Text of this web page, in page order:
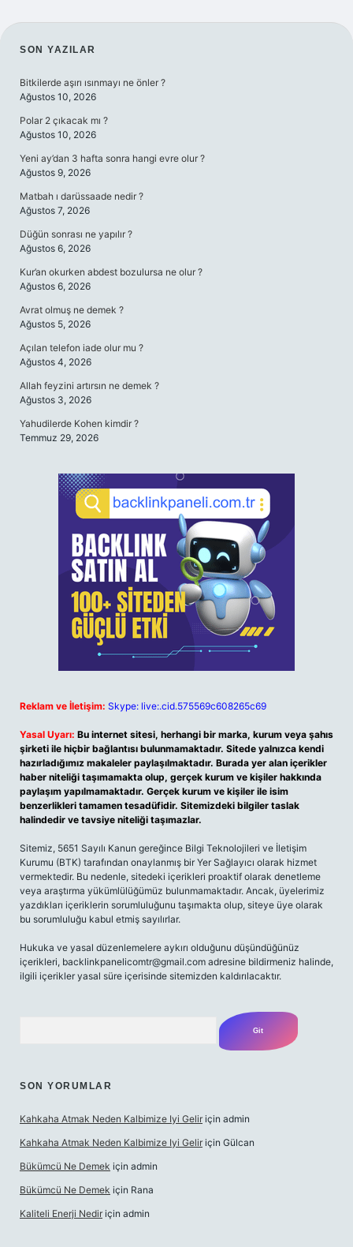
SIDEBAR
SON YAZILAR
Bitkilerde aşırı ısınmayı ne önler ?
Ağustos 10, 2026
Polar 2 çıkacak mı ?
Ağustos 10, 2026
Yeni ay’dan 3 hafta sonra hangi evre olur ?
Ağustos 9, 2026
Matbah ı darüssaade nedir ?
Ağustos 7, 2026
Düğün sonrası ne yapılır ?
Ağustos 6, 2026
Kur’an okurken abdest bozulursa ne olur ?
Ağustos 6, 2026
Avrat olmuş ne demek ?
Ağustos 5, 2026
Açılan telefon iade olur mu ?
Ağustos 4, 2026
Allah feyzini artırsın ne demek ?
Ağustos 3, 2026
Yahudilerde Kohen kimdir ?
Temmuz 29, 2026
Reklam ve İletişim: Skype: live:.cid.575569c608265c69
Yasal Uyarı: Bu internet sitesi, herhangi bir marka, kurum veya şahıs
şirketi ile hiçbir bağlantısı bulunmamaktadır. Sitede yalnızca kendi
hazırladığımız makaleler paylaşılmaktadır. Burada yer alan içerikler
haber niteliği taşımamakta olup, gerçek kurum ve kişiler hakkında
paylaşım yapılmamaktadır. Gerçek kurum ve kişiler ile isim
benzerlikleri tamamen tesadüfidir. Sitemizdeki bilgiler taslak
halindedir ve tavsiye niteliği taşımazlar.
Sitemiz, 5651 Sayılı Kanun gereğince Bilgi Teknolojileri ve İletişim
Kurumu (BTK) tarafından onaylanmış bir Yer Sağlayıcı olarak hizmet
vermektedir. Bu nedenle, sitedeki içerikleri proaktif olarak denetleme
veya araştırma yükümlülüğümüz bulunmamaktadır. Ancak, üyelerimiz
yazdıkları içeriklerin sorumluluğunu taşımakta olup, siteye üye olarak
bu sorumluluğu kabul etmiş sayılırlar.
Hukuka ve yasal düzenlemelere aykırı olduğunu düşündüğünüz
içerikleri, backlinkpanelicomtr@gmail.com adresine bildirmeniz halinde,
ilgili içerikler yasal süre içerisinde sitemizden kaldırılacaktır.
SON YORUMLAR
Kahkaha Atmak Neden Kalbimize Iyi Gelir için admin
Kahkaha Atmak Neden Kalbimize Iyi Gelir için Gülcan
Bükümcü Ne Demek için admin
Bükümcü Ne Demek için Rana
Kaliteli Enerji Nedir için admin